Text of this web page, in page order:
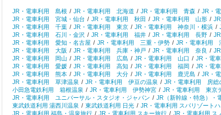
JR・電車利用 島根 / JR・電車利用 北海道 / JR・電車利用 青森 / JR・
JR・電車利用 宮城・仙台 / JR・電車利用 秋田 / JR・電車利用 山形 /
JR・電車利用 千葉 / JR・電車利用 東京 / JR・電車利用 神奈川・横浜 /
JR・電車利用 石川・金沢 / JR・電車利用 福井 / JR・電車利用 長野 /
JR・電車利用 愛知・名古屋 / JR・電車利用 三重・伊勢 / JR・電車利用
JR・電車利用 大阪 / JR・電車利用 兵庫・神戸 / JR・電車利用 奈良 /
JR・電車利用 岡山 / JR・電車利用 広島 / JR・電車利用 山口 / JR・電
JR・電車利用 愛媛 / JR・電車利用 高知 / JR・電車利用 福岡 / JR・電
JR・電車利用 熊本 / JR・電車利用 大分 / JR・電車利用 鹿児島 / JR・
JR・電車利用 草津温泉 / JR・電車利用 伊豆の温泉 / JR・電車利用 房総
小田急電鉄利用 箱根温泉 / JR・電車利用 伊勢神宮 / JR・電車利用 東京
JR・電車利用 ユニバーサル・スタジオ・ジャパン / JR（新幹線・特急）・
東武鉄道利用 湯西川温泉 / 東武鉄道利用 日光 / JR・電車利用 スパリゾート
JR・電車利用 福島・温泉旅行 / JR・電車利用 スキー旅行 / JR・電車利用 ス